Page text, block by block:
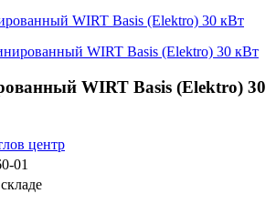
WIRT Basis (Elektro) 30 кВт
WIRT Basis (Elektro) 30
центр
01